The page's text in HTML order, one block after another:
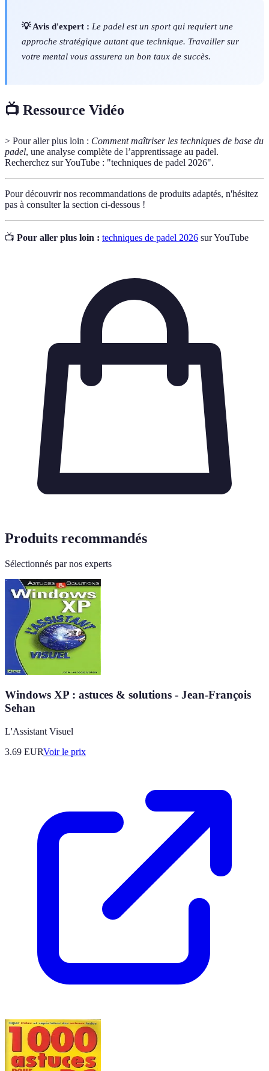
💡 Avis d'expert : Le padel est un sport qui requiert une
approche stratégique autant que technique. Travailler sur
votre mental vous assurera un bon taux de succès.
📺 Ressource Vidéo
> Pour aller plus loin : Comment maîtriser les techniques de base du
padel, une analyse complète de l’apprentissage au padel.
Recherchez sur YouTube : "techniques de padel 2026".
Pour découvrir nos recommandations de produits adaptés, n'hésitez
pas à consulter la section ci-dessous !
📺 Pour aller plus loin : techniques de padel 2026 sur YouTube
Produits recommandés
Sélectionnés par nos experts
Windows XP : astuces & solutions - Jean-François
Sehan
L'Assistant Visuel
3.69 EURVoir le prix